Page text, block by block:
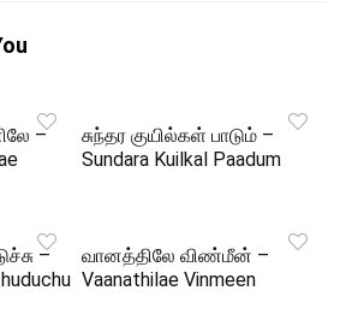
–
சுந்தர குயில்கள் பாடும் –
Sundara Kuilkal Paadum
–
வானத்திலே விண்மீன் –
Vaanathilae Vinmeen